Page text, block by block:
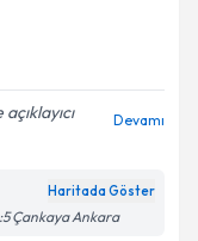
Devamı
Haritada Göster
Çankaya Ankara